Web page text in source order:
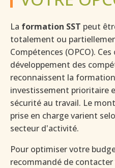
La formation SST peut
totalement ou
Compétences (OPCO).
développement des
reconnaissent la
investissement prioritaire
sécurité au travail. Le
prise en charge varient
secteur d'activité.
Pour optimiser votre
recommandé de